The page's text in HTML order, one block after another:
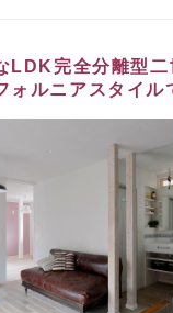
LDK完全分離型二
ォルニアスタイル